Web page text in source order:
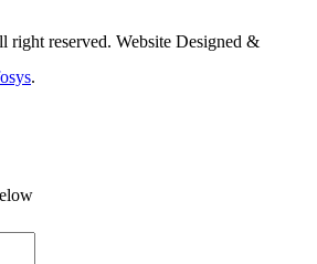
right reserved. Website Designed &
.